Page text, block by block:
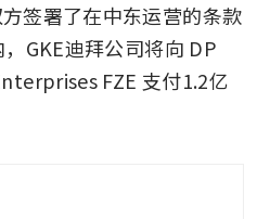
签署了在中东运营的条款
GKE迪拜公司将向 DP
FZE 支付1.2亿